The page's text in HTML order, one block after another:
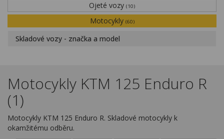
Financování
Novinky
Kontakty
Ojeté vozy (10)
Motocykly (60)
Skladové vozy - značka a model
Motocykly KTM 125 Enduro R
(1)
Motocykly KTM 125 Enduro R. Skladové motocykly k
okamžitému odběru.